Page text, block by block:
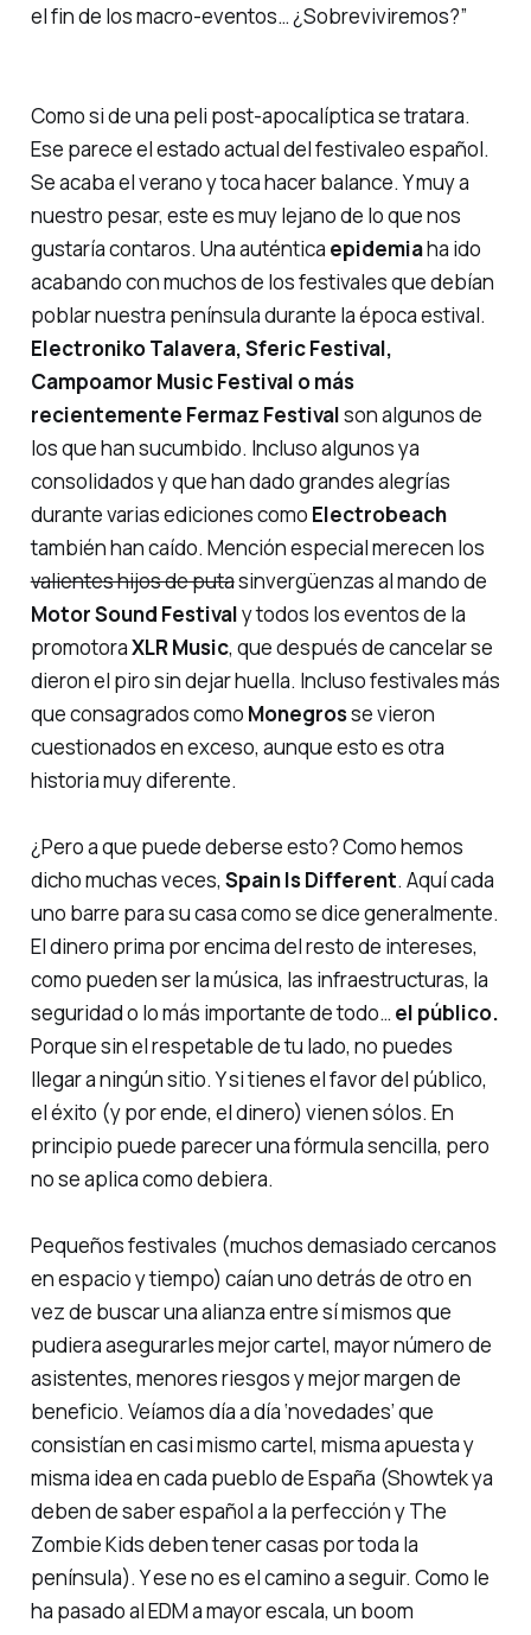
el fin de los macro-eventos… ¿Sobreviviremos?”
Como si de una peli post-apocalíptica se tratara.
Ese parece el estado actual delfestivaleoespañol.
Se acaba el verano y toca hacer balance. Y muy a
nuestro pesar, este es muy lejano de lo que nos
gustaría contaros. Una auténtica epidemiaha ido
acabando con muchos de los festivales que debían
poblar nuestra península durante la época estival.
Electroniko Talavera, Sferic Festival,
Campoamor Music Festival o más
recientemente Fermaz Festivalson algunos de
los que han sucumbido. Incluso algunos ya
consolidados y que han dado grandes alegrías
durante varias ediciones como Electrobeach
también han caído. Mención especial merecen los
valientes hijos de putasinvergüenzas al mando de
Motor Sound Festivaly todos los eventos de la
promotoraXLR Music, que después de cancelar se
dieron el pirosin dejar huella. Incluso festivales más
que consagrados como Monegrosse vieron
cuestionados en exceso, aunque esto es otra
historia muy diferente.
¿Pero a que puede deberse esto? Como hemos
dicho muchas veces, Spain Is Different. Aquí cada
uno barre para su casacomo se dice generalmente.
El dinero prima por encima del resto de intereses,
como pueden ser la música, las infraestructuras, la
seguridad o lo más importante de todo… el público.
Porque sinel respetablede tu lado, no puedes
llegar a ningún sitio. Y si tienes el favor del público,
el éxito (y por ende, el dinero) vienen sólos. En
principio puede parecer una fórmula sencilla, pero
no se aplica como debiera.
Pequeños festivales (muchos demasiado cercanos
en espacio y tiempo) caían uno detrás de otro en
vez de buscar una alianza entre sí mismos que
pudiera asegurarles mejor cartel, mayor número de
asistentes, menores riesgos y mejor margen de
beneficio. Veíamos día a día‘novedades’que
consistían en casi mismo cartel, misma apuesta y
misma idea en cada pueblo de España (Showtek ya
deben de saber español a la perfección y The
Zombie Kids deben tener casas por toda la
península). Y ese no es el camino a seguir. Como le
ha pasado al EDM a mayor escala, un boom